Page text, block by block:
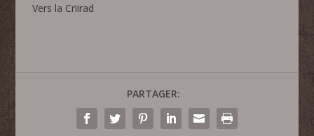
Vers la Criirad
PARTAGER: